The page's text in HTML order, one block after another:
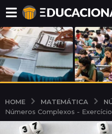
HOME MATEMÁTICA
Números Complexos - Exercício